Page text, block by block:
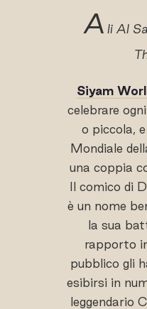
A li Al
Siyam
celebrare
o piccola,
Mondiale
una coppia
Il comico di
è un nome
la sua
rapporto
pubblico gli
esibirsi in
leggendario